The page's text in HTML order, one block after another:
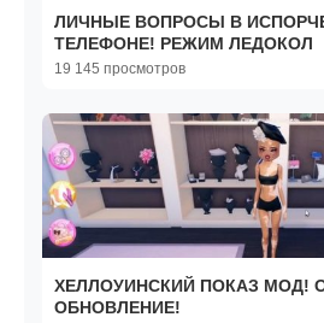
ЛИЧНЫЕ ВОПРОСЫ В
ТЕЛЕФОНЕ! РЕЖИМ ЛЕДОКОЛ
19 145 просмотров
ХЕЛЛОУИНСКИЙ ПОКАЗ МОД!
ОБНОВЛЕНИЕ!